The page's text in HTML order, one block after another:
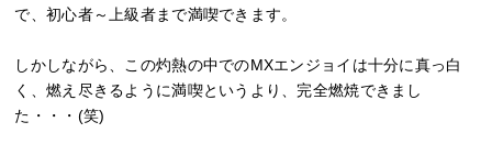
で、初心者～上級者まで満喫できます。
しかしながら、この灼熱の中でのMXエンジョイは十分に真っ白
く、燃え尽きるように満喫というより、完全燃焼できまし
た・・・(笑)